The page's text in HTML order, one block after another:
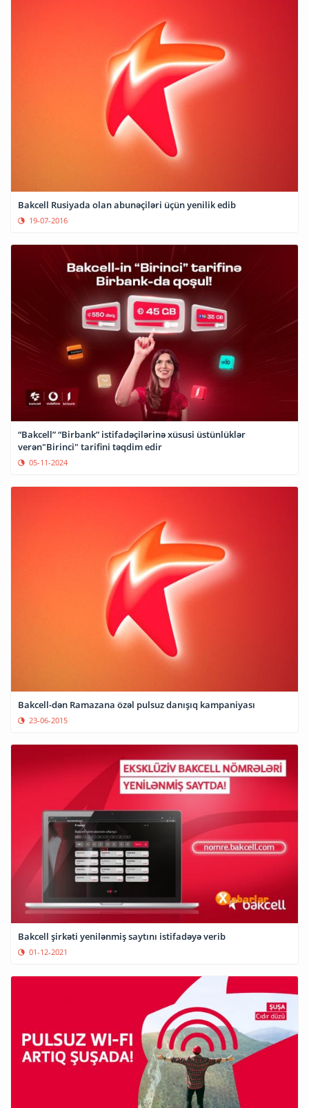
Bakcell Rusiyada olan abunəçiləri üçün yenilik edib
19-07-2016
“Bakcell” “Birbank” istifadəçilərinə xüsusi üstünlüklər
verən"Birinci" tarifini təqdim edir
05-11-2024
Bakcell-dən Ramazana özəl pulsuz danışıq kampaniyası
23-06-2015
Bakcell şirkəti yenilənmiş saytını istifadəyə verib
01-12-2021